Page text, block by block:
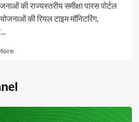
की राज्यस्तरीय समीक्षा पारस पोर्टल
की रियल टाइम मॉनिटरिंग,
Read